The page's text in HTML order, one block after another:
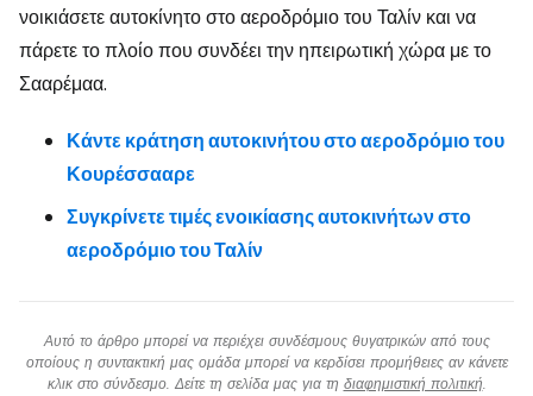
νοικιάσετε αυτοκίνητο στο αεροδρόμιο του Ταλίν και να
πάρετε το πλοίο που συνδέει την ηπειρωτική χώρα με το
Σααρέμαα.
Κάντε κράτηση αυτοκινήτου στο αεροδρόμιο του
Κουρέσσααρε
Συγκρίνετε τιμές ενοικίασης αυτοκινήτων στο
αεροδρόμιο του Ταλίν
Αυτό το άρθρο μπορεί να περιέχει συνδέσμους θυγατρικών από τους
οποίους η συντακτική μας ομάδα μπορεί να κερδίσει προμήθειες αν κάνετε
κλικ στο σύνδεσμο. Δείτε τη σελίδα μας για τη διαφημιστική πολιτική.